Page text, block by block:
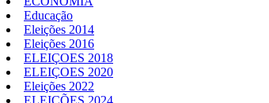
Educação
Eleições 2014
Eleições 2016
ELEIÇOES 2018
ELEIÇOES 2020
Eleições 2022